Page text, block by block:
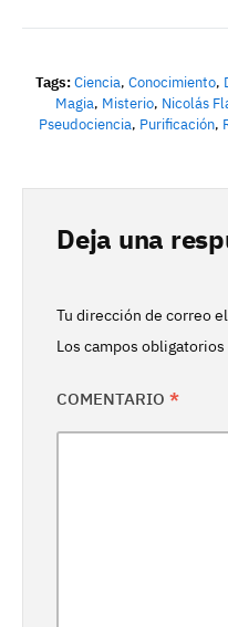
Tags: Ciencia, Conocimiento,
Magia, Misterio, Nicolás
Pseudociencia, Purificación,
Deja una
Tu dirección de correo
Los campos
COMENTARIO *